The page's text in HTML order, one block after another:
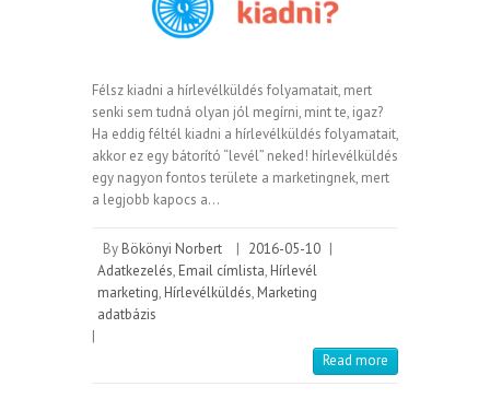
Félsz kiadni a hírlevélküldés folyamatait, mert
senki sem tudná olyan jól megírni, mint te, igaz?
Ha eddig féltél kiadni a hírlevélküldés folyamatait,
akkor ez egy bátorító “levél” neked! hírlevélküldés
egy nagyon fontos területe a marketingnek, mert
a legjobb kapocs a…
By Bökönyi Norbert | 2016-05-10 |
Adatkezelés, Email címlista, Hírlevél
marketing, Hírlevélküldés, Marketing
adatbázis
|
Read more